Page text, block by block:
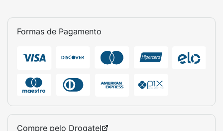
Formas de Pagamento
Compre pelo Drogatel